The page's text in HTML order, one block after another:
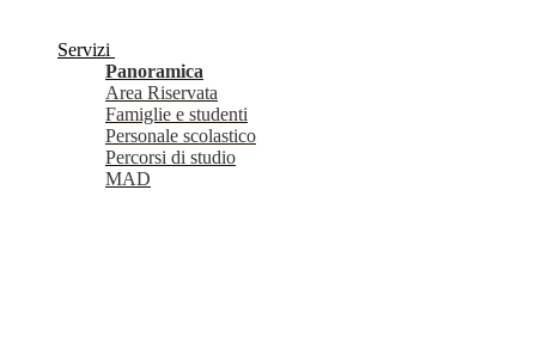
Servizi
Panoramica
Area Riservata
Famiglie e studenti
Personale scolastico
Percorsi di studio
MAD